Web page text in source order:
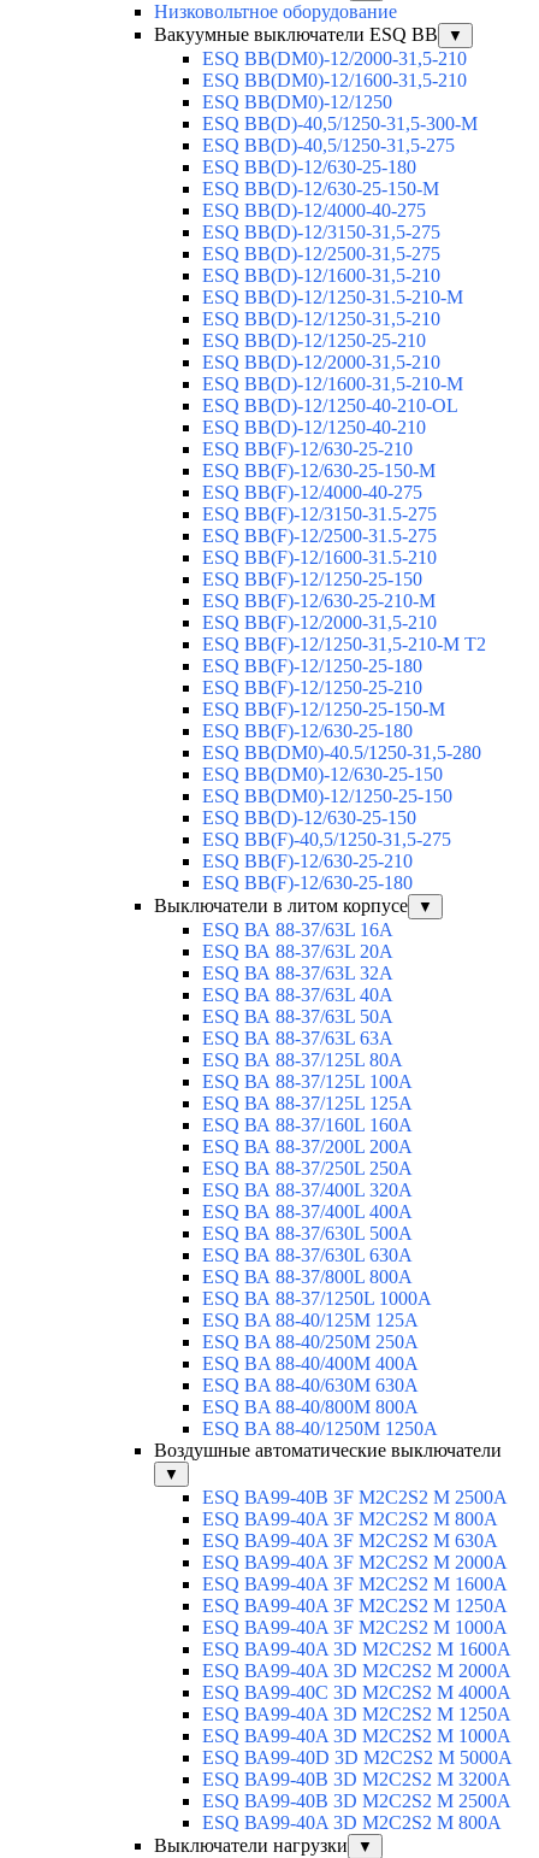
Низковольтное оборудование
Вакуумные выключатели ESQ BB
▼
ESQ ВВ(DM0)-12/2000-31,5-210
ESQ ВВ(DM0)-12/1600-31,5-210
ESQ ВВ(DM0)-12/1250
ESQ ВВ(D)-40,5/1250-31,5-300-М
ESQ ВВ(D)-40,5/1250-31,5-275
ESQ ВВ(D)-12/630-25-180
ESQ ВВ(D)-12/630-25-150-М
ESQ ВВ(D)-12/4000-40-275
ESQ ВВ(D)-12/3150-31,5-275
ESQ ВВ(D)-12/2500-31,5-275
ESQ ВВ(D)-12/1600-31,5-210
ESQ ВВ(D)-12/1250-31.5-210-М
ESQ ВВ(D)-12/1250-31,5-210
ESQ ВВ(D)-12/1250-25-210
ESQ BB(D)-12/2000-31,5-210
ESQ BB(D)-12/1600-31,5-210-М
ESQ BB(D)-12/1250-40-210-OL
ESQ BB(D)-12/1250-40-210
ESQ ВВ(F)-12/630-25-210
ESQ ВВ(F)-12/630-25-150-М
ESQ ВВ(F)-12/4000-40-275
ESQ ВВ(F)-12/3150-31.5-275
ESQ ВВ(F)-12/2500-31.5-275
ESQ ВВ(F)-12/1600-31.5-210
ESQ ВВ(F)-12/1250-25-150
ESQ BB(F)-12/630-25-210-М
ESQ BB(F)-12/2000-31,5-210
ESQ BB(F)-12/1250-31,5-210-М T2
ESQ BB(F)-12/1250-25-180
ESQ ВВ(F)-12/1250-25-210
ESQ ВВ(F)-12/1250-25-150-М
ESQ BB(F)-12/630-25-180
ESQ ВВ(DM0)-40.5/1250-31,5-280
ESQ ВВ(DM0)-12/630-25-150
ESQ ВВ(DM0)-12/1250-25-150
ESQ BB(D)-12/630-25-150
ESQ ВВ(F)-40,5/1250-31,5-275
ESQ ВВ(F)-12/630-25-210
ESQ ВВ(F)-12/630-25-180
Выключатели в литом корпусе
▼
ESQ ВА 88-37/63L 16A
ESQ ВА 88-37/63L 20A
ESQ ВА 88-37/63L 32A
ESQ ВА 88-37/63L 40A
ESQ ВА 88-37/63L 50A
ESQ ВА 88-37/63L 63A
ESQ ВА 88-37/125L 80A
ESQ ВА 88-37/125L 100A
ESQ ВА 88-37/125L 125A
ESQ ВА 88-37/160L 160A
ESQ ВА 88-37/200L 200A
ESQ ВА 88-37/250L 250A
ESQ ВА 88-37/400L 320A
ESQ ВА 88-37/400L 400A
ESQ ВА 88-37/630L 500A
ESQ ВА 88-37/630L 630A
ESQ ВА 88-37/800L 800A
ESQ ВА 88-37/1250L 1000A
ESQ BA 88-40/125M 125A
ESQ BA 88-40/250M 250A
ESQ BA 88-40/400M 400A
ESQ BA 88-40/630М 630A
ESQ BA 88-40/800M 800A
ESQ BA 88-40/1250М 1250A
Воздушные автоматические выключатели
▼
ESQ ВА99-40B 3F M2C2S2 M 2500A
ESQ ВА99-40A 3F M2C2S2 М 800A
ESQ ВА99-40A 3F M2C2S2 М 630A
ESQ ВА99-40A 3F M2C2S2 М 2000A
ESQ ВА99-40A 3F M2C2S2 М 1600A
ESQ ВА99-40A 3F M2C2S2 М 1250A
ESQ ВА99-40A 3F M2C2S2 М 1000A
ESQ ВА99-40A 3D M2C2S2 M 1600A
ESQ ВА99-40A 3D M2C2S2 M 2000A
ESQ ВА99-40C 3D M2C2S2 M 4000A
ESQ ВА99-40A 3D M2C2S2 M 1250A
ESQ ВА99-40A 3D M2C2S2 M 1000A
ESQ ВА99-40D 3D M2C2S2 M 5000A
ESQ ВА99-40B 3D M2C2S2 M 3200A
ESQ ВА99-40B 3D M2C2S2 M 2500A
ESQ ВА99-40A 3D M2C2S2 M 800A
Выключатели нагрузки
▼